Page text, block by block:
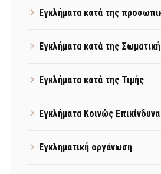
Εγκλήματα κατά της
Εγκλήματα κατά της
Εγκλήματα κατά της Τιμής
Εγκλήματα Κοινώς Επικίνδυνα
Εγκληματική οργάνωση